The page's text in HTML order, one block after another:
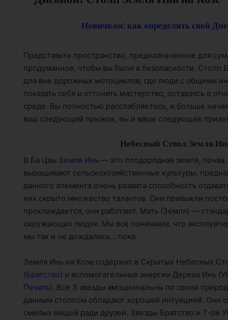
Новичкам: как определить свой
Представьте пространство, предназначенное для
продуманное, чтобы вы были в безопасности. Столп
для вне дорожных мотоциклов, где люди с общими
показать себя и отточить мастерство, оставаясь в
среде. Вы полностью расслабляетесь, и больше
ваш следующий прыжок, вы и ваше следующее
Небесный Ствол Земля
В Ба Цзы Земля Инь — это плодородная земля,
выращивают сельскохозяйственные культуры,
данного элемента очень развита способность
них скрыто множество талантов. Они привыкли
прохлаждается, они работают. Мать (Земля) —
окружающих людях. Мы все понимаем, что
мы так и не дождались… пока.
Земля Инь на Козе содержит в Скрытых Небесных
(Братство) и вспомогательные энергии Дерева Инь (
Печать). Все 3 звезды эмоциональны по своей
данным столпом обладают хорошей интуицией. Они
смелых вещей ради друзей. Звезды Братство и 7-ой